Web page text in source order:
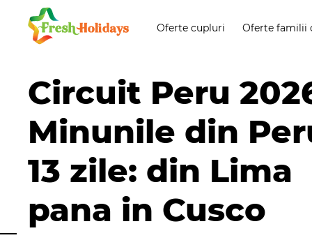
Oferte cupluri Oferte familii
Circuit Peru
Minunile din
13 zile: din Lima
pana in Cusco